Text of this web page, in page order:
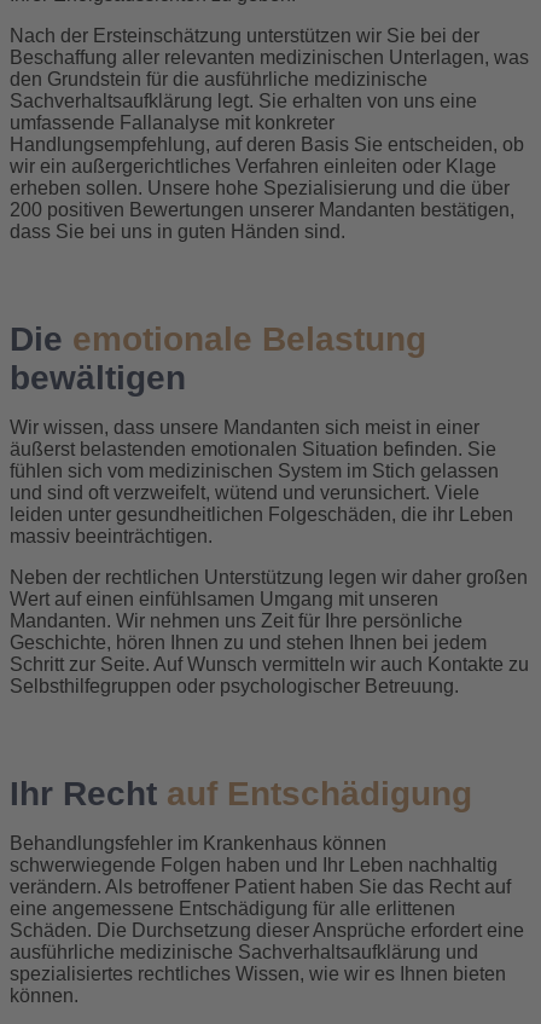
Nach der Ersteinschätzung unterstützen wir Sie bei der
Beschaffung aller relevanten medizinischen Unterlagen, was
den Grundstein für die ausführliche medizinische
Sachverhaltsaufklärung legt. Sie erhalten von uns eine
umfassende Fallanalyse mit konkreter
Handlungsempfehlung, auf deren Basis Sie entscheiden, ob
wir ein außergerichtliches Verfahren einleiten oder Klage
erheben sollen. Unsere hohe Spezialisierung und die über
200 positiven Bewertungen unserer Mandanten bestätigen,
dass Sie bei uns in guten Händen sind.
Die emotionale Belastung
bewältigen
Wir wissen, dass unsere Mandanten sich meist in einer
äußerst belastenden emotionalen Situation befinden. Sie
fühlen sich vom medizinischen System im Stich gelassen
und sind oft verzweifelt, wütend und verunsichert. Viele
leiden unter gesundheitlichen Folgeschäden, die ihr Leben
massiv beeinträchtigen.
Neben der rechtlichen Unterstützung legen wir daher großen
Wert auf einen einfühlsamen Umgang mit unseren
Mandanten. Wir nehmen uns Zeit für Ihre persönliche
Geschichte, hören Ihnen zu und stehen Ihnen bei jedem
Schritt zur Seite. Auf Wunsch vermitteln wir auch Kontakte zu
Selbsthilfegruppen oder psychologischer Betreuung.
Ihr Recht auf Entschädigung
Behandlungsfehler im Krankenhaus können
schwerwiegende Folgen haben und Ihr Leben nachhaltig
verändern. Als betroffener Patient haben Sie das Recht auf
eine angemessene Entschädigung für alle erlittenen
Schäden. Die Durchsetzung dieser Ansprüche erfordert eine
ausführliche medizinische Sachverhaltsaufklärung und
spezialisiertes rechtliches Wissen, wie wir es Ihnen bieten
können.